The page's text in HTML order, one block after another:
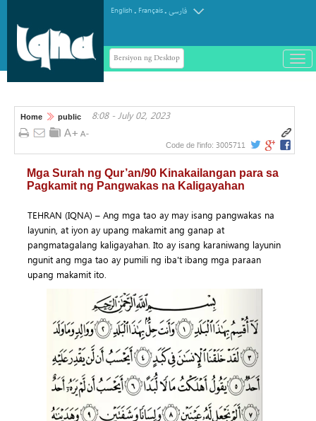
English . Français.فارسی
Bersiyon ng Desktop
باز
و
Home public 8:08 - July 02, 2023
Code de l'info: 3005711
Mga Surah ng Qur’an/90 Kinakailangan para sa
Pagkamit ng Pangwakas na Kaligayahan
TEHRAN (IQNA) – Ang mga tao ay may isang pangwakas na
layunin, at iyon ay upang makamit ang ganap at
pangmatagalang kaligayahan. Ito ay isang karaniwang layunin
ngunit ang mga tao ay pumili ng iba't ibang mga paraan
upang makamit ito.